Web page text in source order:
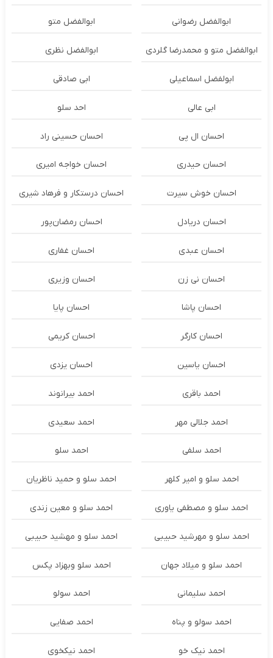
ابوالفضل رضوانی ابوالفضل متو
ابوالفضل متو و محمدرضا گلردی ابوالفضل نظری
ابولفضل اسماعیلی ابی صادقی
ابی عالی احد سلو
احسان ال پی احسان حسینی راد
احسان حیدری احسان خواجه امیری
احسان خوش سیرت احسان درستكار و فرهاد شيرى
احسان دریادل احسان رمضان‌پور
احسان عبدی احسان غفاری
احسان نی زن احسان وزیری
احسان پاشا احسان پایا
احسان کارگر احسان کریمی
احسان یاسین احسان یزدی
احمد باقری احمد بیرانوند
احمد جلالی مهر احمد سعیدی
احمد سلفی احمد سلو
احمد سلو و امیر کلهر احمد سلو و حمید ناظریان
احمد سلو و مصطفی یاوری احمد سلو و معین زندی
احمد سلو و مهرشید حبیبی احمد سلو و مهشید حبیبی
احمد سلو و میلاد جهان احمد سلو وبهزاد پکس
احمد سلیمانی احمد سولو
احمد سولو و پناه احمد صفایی
احمد نیک خو احمد نیکخوی